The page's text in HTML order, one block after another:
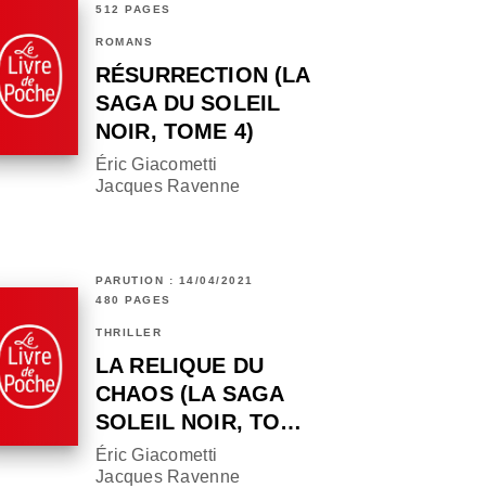
512 PAGES
ROMANS
RÉSURRECTION (LA
SAGA DU SOLEIL
NOIR, TOME 4)
Éric Giacometti
Jacques Ravenne
PARUTION : 14/04/2021
480 PAGES
THRILLER
LA RELIQUE DU
CHAOS (LA SAGA
SOLEIL NOIR, TO…
Éric Giacometti
Jacques Ravenne